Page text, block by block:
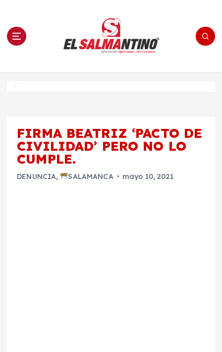
n El Salmantino - medios/noticias/editorial
FIRMA BEATRIZ ‘PACTO DE
CIVILIDAD’ PERO NO LO
CUMPLE.
DENUNCIA, SALAMANCA mayo 10, 2021